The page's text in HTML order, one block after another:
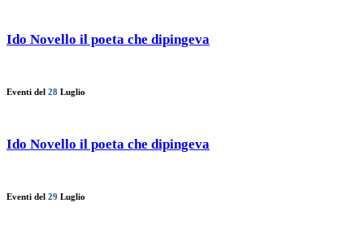
Ido Novello il poeta che dipingeva
Eventi del 28 Luglio
Ido Novello il poeta che dipingeva
Eventi del 29 Luglio